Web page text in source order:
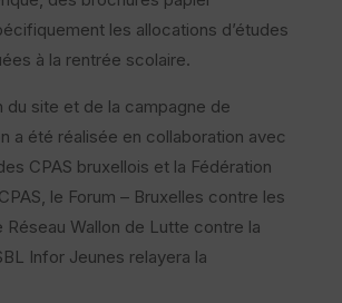
les allocations d’études
à la rentrée scolaire.
du site et de la campagne de
a été réalisée en collaboration avec
CPAS bruxellois et la Fédération
le Forum – Bruxelles contre les
Réseau Wallon de Lutte contre la
Infor Jeunes relayera la